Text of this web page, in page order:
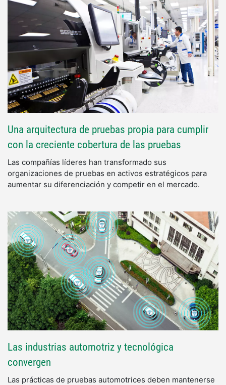
Una arquitectura de pruebas propia para cumplir
con la creciente cobertura de las pruebas
Las compañías líderes han transformado sus
organizaciones de pruebas en activos estratégicos para
aumentar su diferenciación y competir en el mercado.
Las industrias automotriz y tecnológica
convergen
Las prácticas de pruebas automotrices deben mantenerse